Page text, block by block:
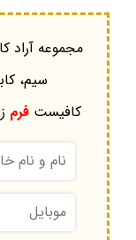
مجموعه آراد
سیم،
کافیستفرم